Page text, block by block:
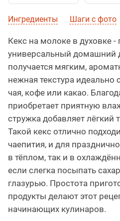
Ингредиенты Шаги с фото
Кекс на молоке в духовке -
универсальный домашний
получается мягким,
нежная текстура идеально
чая, кофе или какао.
приобретает приятную
стружка добавляет лёгкий
Такой кекс отлично
чаепития, и для
в тёплом, так и в
если слегка посыпать
глазурью. Простота
продукты делают этот
начинающих кулинаров.